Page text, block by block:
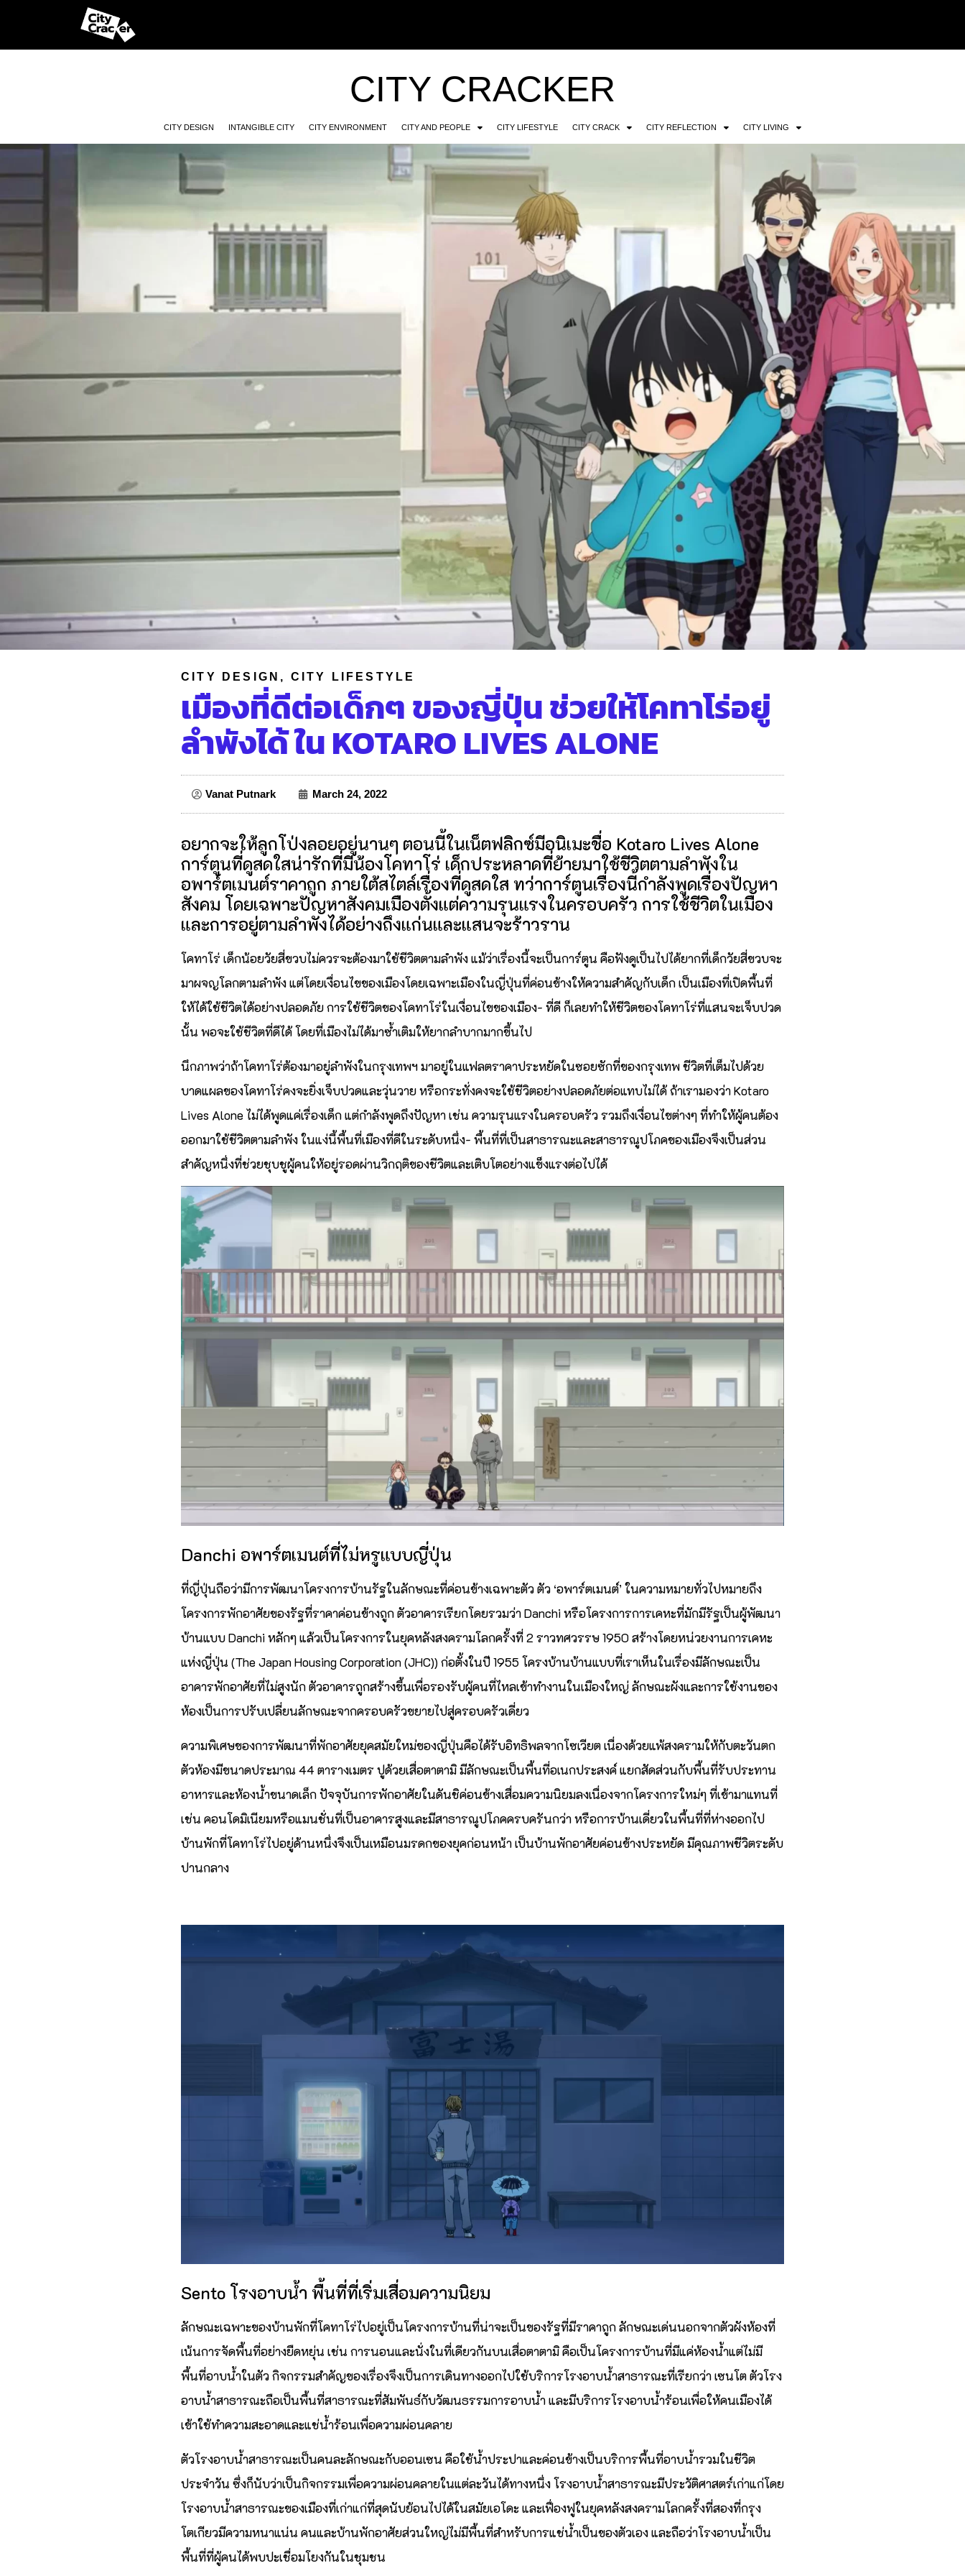
CITY CRACKER
CITY DESIGN INTANGIBLE CITY CITY ENVIRONMENT CITY AND PEOPLE CITY LIFESTYLE CITY CRACK CITY REFLECTION CITY LIVING
CITY DESIGN , CITY LIFESTYLE
เมืองที่ดีต่อเด็กๆ ของญี่ปุ่น ช่วยให้โคทาโร่อยู่
ลำพังได้ ใน KOTARO LIVES ALONE
Vanat Putnark March 24, 2022
อยากจะให้ลูกโป่งลอยอยู่นานๆ ตอนนี้ในเน็ตฟลิกซ์มีอนิเมะชื่อ Kotaro Lives Alone
การ์ตูนที่ดูสดใสน่ารักที่มีน้องโคทาโร่ เด็กประหลาดที่ย้ายมาใช้ชีวิตตามลำพังใน
อพาร์ตเมนต์ราคาถูก ภายใต้สไตล์เรื่องที่ดูสดใส ทว่าการ์ตูนเรื่องนี้กำลังพูดเรื่องปัญหา
สังคม โดยเฉพาะปัญหาสังคมเมืองตั้งแต่ความรุนแรงในครอบครัว การใช้ชีวิตในเมือง
และการอยู่ตามลำพังได้อย่างถึงแก่นและแสนจะร้าวราน
โคทาโร่ เด็กน้อยวัยสี่ขวบไม่ควรจะต้องมาใช้ชีวิตตามลำพัง แม้ว่าเรื่องนี้จะเป็นการ์ตูน คือฟังดูเป็นไปได้ยากที่เด็กวัยสี่ขวบจะ
มาผจญโลกตามลำพัง แต่โดยเงื่อนไขของเมืองโดยเฉพาะเมืองในญี่ปุ่นที่ค่อนข้างให้ความสำคัญกับเด็ก เป็นเมืองที่เปิดพื้นที่
ให้ได้ใช้ชีวิตได้อย่างปลอดภัย การใช้ชีวิตของโคทาโร่ในเงื่อนไขของเมือง- ที่ดี ก็เลยทำให้ชีวิตของโคทาโร่ที่แสนจะเจ็บปวด
นั้น พอจะใช้ชีวิตที่ดีได้ โดยที่เมืองไม่ได้มาซ้ำเติมให้ยากลำบากมากขึ้นไป
นึกภาพว่าถ้าโคทาโร่ต้องมาอยู่ลำพังในกรุงเทพฯ มาอยู่ในแฟลตราคาประหยัดในซอยซักที่ของกรุงเทพ ชีวิตที่เต็มไปด้วย
บาดแผลของโคทาโร่คงจะยิ่งเจ็บปวดและวุ่นวาย หรือกระทั่งคงจะใช้ชีวิตอย่างปลอดภัยต่อแทบไม่ได้ ถ้าเรามองว่า Kotaro
Lives Alone ไม่ได้พูดแค่เรื่องเด็ก แต่กำลังพูดถึงปัญหา เช่น ความรุนแรงในครอบครัว รวมถึงเงื่อนไขต่างๆ ที่ทำให้ผู้คนต้อง
ออกมาใช้ชีวิตตามลำพัง ในแง่นี้พื้นที่เมืองที่ดีในระดับหนึ่ง- พื้นที่ที่เป็นสาธารณะและสาธารณูปโภคของเมืองจึงเป็นส่วน
สำคัญหนึ่งที่ช่วยชุบชูผู้คนให้อยู่รอดผ่านวิกฤติของชีวิตและเติบโตอย่างแข็งแรงต่อไปได้
Danchi อพาร์ตเมนต์ที่ไม่หรูแบบญี่ปุ่น
ที่ญี่ปุ่นถือว่ามีการพัฒนาโครงการบ้านรัฐในลักษณะที่ค่อนข้างเฉพาะตัว ตัว ‘อพาร์ตเมนต์’ ในความหมายทั่วไปหมายถึง
โครงการพักอาศัยของรัฐที่ราคาค่อนข้างถูก ตัวอาคารเรียกโดยรวมว่า Danchi หรือโครงการการเคหะที่มักมีรัฐเป็นผู้พัฒนา
บ้านแบบ Danchi หลักๆ แล้วเป็นโครงการในยุคหลังสงครามโลกครั้งที่ 2 ราวทศวรรษ 1950 สร้างโดยหน่วยงานการเคหะ
แห่งญี่ปุ่น (The Japan Housing Corporation (JHC)) ก่อตั้งในปี 1955 โครงบ้านบ้านแบบที่เราเห็นในเรื่องมีลักษณะเป็น
อาคารพักอาศัยที่ไม่สูงนัก ตัวอาคารถูกสร้างขึ้นเพื่อรองรับผู้คนที่ไหลเข้าทำงานในเมืองใหญ่ ลักษณะผังและการใช้งานของ
ห้องเป็นการปรับเปลี่ยนลักษณะจากครอบครัวขยายไปสู่ครอบครัวเดี่ยว
ความพิเศษของการพัฒนาที่พักอาศัยยุคสมัยใหม่ของญี่ปุ่นคือได้รับอิทธิพลจากโซเวียต เนื่องด้วยแพ้สงครามให้กับตะวันตก
ตัวห้องมีขนาดประมาณ 44 ตารางเมตร ปูด้วยเสื่อตาตามิ มีลักษณะเป็นพื้นที่อเนกประสงค์ แยกสัดส่วนกับพื้นที่รับประทาน
อาหารและห้องน้ำขนาดเล็ก ปัจจุบันการพักอาศัยในดันชิค่อนข้างเสื่อมความนิยมลงเนื่องจากโครงการใหม่ๆ ที่เข้ามาแทนที่
เช่น คอนโดมิเนียมหรือแมนชั่นที่เป็นอาคารสูงและมีสาธารณูปโภคครบครันกว่า หรือการบ้านเดี่ยวในพื้นที่ที่ห่างออกไป
บ้านพักที่โคทาโร่ไปอยู่ด้านหนึ่งจึงเป็นเหมือนมรดกของยุคก่อนหน้า เป็นบ้านพักอาศัยค่อนข้างประหยัด มีคุณภาพชีวิตระดับ
ปานกลาง
Sento โรงอาบน้ำ พื้นที่ที่เริ่มเสื่อมความนิยม
ลักษณะเฉพาะของบ้านพักที่โคทาโร่ไปอยู่เป็นโครงการบ้านที่น่าจะเป็นของรัฐที่มีราคาถูก ลักษณะเด่นนอกจากตัวผังห้องที่
เน้นการจัดพื้นที่อย่างยืดหยุ่น เช่น การนอนและนั่งในที่เดียวกันบนเสื่อตาตามิ คือเป็นโครงการบ้านที่มีแค่ห้องน้ำแต่ไม่มี
พื้นที่อาบน้ำในตัว กิจกรรมสำคัญของเรื่องจึงเป็นการเดินทางออกไปใช้บริการโรงอาบน้ำสาธารณะที่เรียกว่า เซนโต ตัวโรง
อาบน้ำสาธารณะถือเป็นพื้นที่สาธารณะที่สัมพันธ์กับวัฒนธรรมการอาบน้ำ และมีบริการโรงอาบน้ำร้อนเพื่อให้คนเมืองได้
เข้าใช้ทำความสะอาดและแช่น้ำร้อนเพื่อความผ่อนคลาย
ตัวโรงอาบน้ำสาธารณะเป็นคนละลักษณะกับออนเซน คือใช้น้ำประปาและค่อนข้างเป็นบริการพื้นที่อาบน้ำรวมในชีวิต
ประจำวัน ซึ่งก็นับว่าเป็นกิจกรรมเพื่อความผ่อนคลายในแต่ละวันได้ทางหนึ่ง โรงอาบน้ำสาธารณะมีประวัติศาสตร์เก่าแก่โดย
โรงอาบน้ำสาธารณะของเมืองที่เก่าแก่ที่สุดนับย้อนไปได้ในสมัยเอโดะ และเฟื่องฟูในยุคหลังสงครามโลกครั้งที่สองที่กรุง
โตเกียวมีความหนาแน่น คนและบ้านพักอาศัยส่วนใหญ่ไม่มีพื้นที่สำหรับการแช่น้ำเป็นของตัวเอง และถือว่าโรงอาบน้ำเป็น
พื้นที่ที่ผู้คนได้พบปะเชื่อมโยงกันในชุมชน